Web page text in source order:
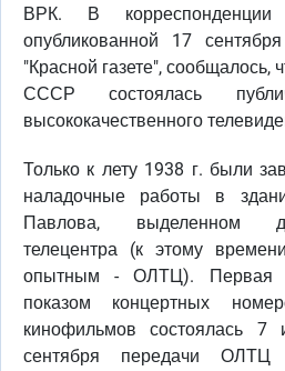
ВРК. В
опубликованной 17
"Красной газете", сообщалось,
СССР состоялась
высококачественного
Только к лету 1938 г. были
наладочные работы в
Павлова, выделенном
телецентра (к этому
опытным - ОЛТЦ). Первая
показом концертных
кинофильмов состоялась
сентября передачи ОЛТЦ